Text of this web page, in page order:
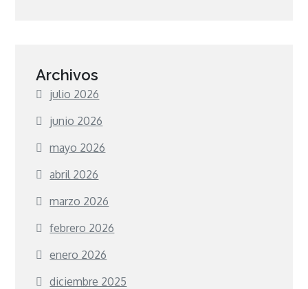
Archivos
julio 2026
junio 2026
mayo 2026
abril 2026
marzo 2026
febrero 2026
enero 2026
diciembre 2025